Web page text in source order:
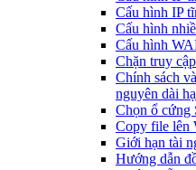
Cấu hình IP
Cấu hình
Cấu hình
Chặn truy
Chính sách
nguyên dài
Chọn ổ cứng
Copy file lên
Giới hạn tài
Hướng dẫn